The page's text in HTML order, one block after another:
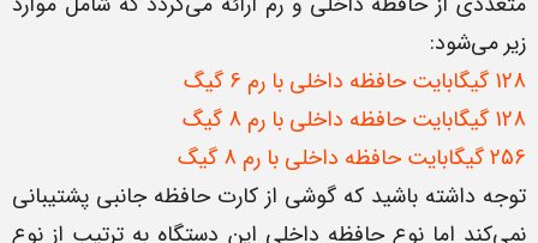
زیر می‌شود:
128 گیگابایت حافظه داخلی با رم 6 گیگ
128 گیگابایت حافظه داخلی با رم 8 گیگ
256 گیگابایت حافظه داخلی با رم 8 گیگ
توجه داشته باشید که گوشی از کارت حافظه جانبی پشتیبانی
نمی‌کند اما نوع حافظه داخلی این دستگاه به ترتیب از نوع